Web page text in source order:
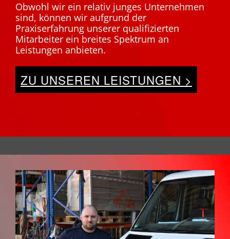
Obwohl wir ein relativ junges Unternehmen
sind, können wir aufgrund der
Praxiserfahrung unserer qualifizierten
Mitarbeiter ein breites Spektrum an
Leistungen anbieten.
ZU UNSEREN LEISTUNGEN >